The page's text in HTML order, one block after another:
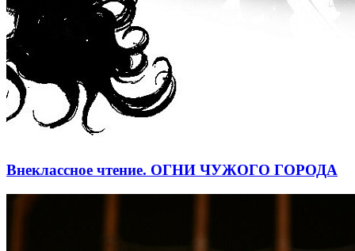
Внеклассное чтение. ОГНИ ЧУЖОГО ГОРОДА